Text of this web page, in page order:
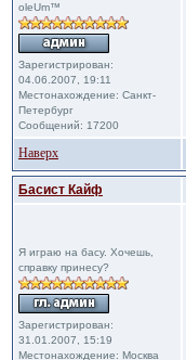
oleUm™
Зарегистрирован:
04.06.2007, 19:11
Местонахождение: Санкт-
Петербург
Сообщений: 17200
Наверх
Басист Кайф
Я играю на басу. Хочешь,
справку принесу?
Зарегистрирован:
31.01.2007, 15:19
Местонахождение: Москва